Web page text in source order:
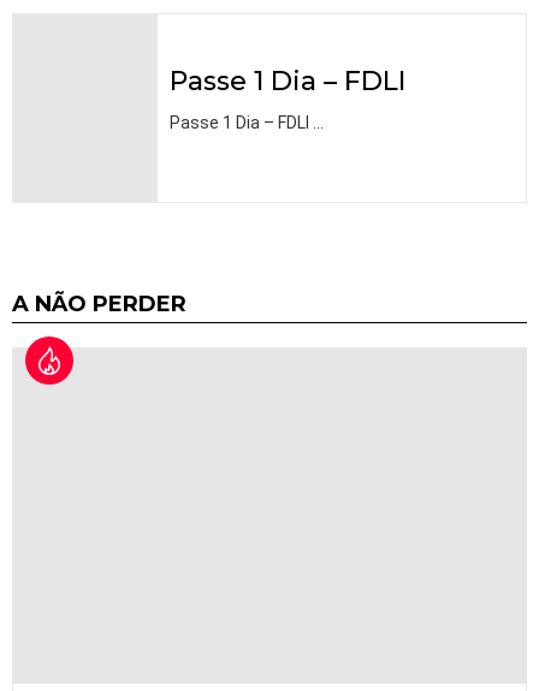
Passe 1 Dia – FDLI
Passe 1 Dia – FDLI …
A NÃO PERDER